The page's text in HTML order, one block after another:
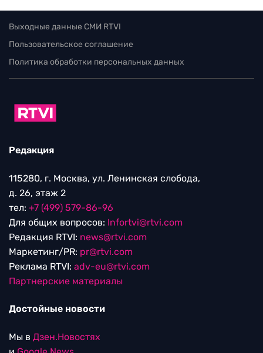
Выходные данные СМИ RTVI
Пользовательское соглашение
Политика обработки персональных данных
Редакция
115280, г. Москва, ул. Ленинская слобода,
д. 26, этаж 2
тел: +7 (499) 579-86-96
Для общих вопросов: Infortvi@rtvi.com
Редакция RTVI: news@rtvi.com
Маркетинг/PR: pr@rtvi.com
Реклама RTVI: adv-eu@rtvi.com
Партнерские материалы
Достойные новости
Мы в Дзен.Новостях